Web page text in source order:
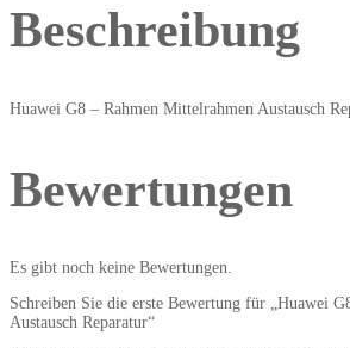
Beschreibung
Huawei G8 – Rahmen Mittelrahmen Austausch
Bewertungen
Es gibt noch keine Bewertungen.
Schreiben Sie die erste Bewertung für „Huawei
Austausch Reparatur“